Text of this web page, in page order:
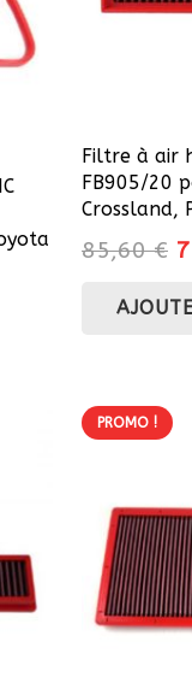
Filtre à air
FB905/20
Crossland,
85,60€
PROMO !